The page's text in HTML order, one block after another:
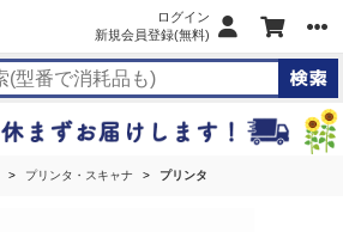
ログイン
新規会員登録(無料)
プリンタ・スキャナ プリンタ